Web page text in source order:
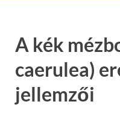
A kék
caerulea)
jellemzői